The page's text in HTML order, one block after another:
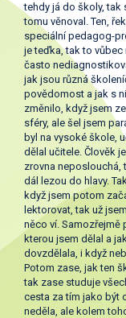
tehdy já do školy, tak
tomu věnoval. Ten,
speciální pedagog-
je teďka, tak to
často
jak jsou různá
povědomost a jak s
změnilo, když jsem
sféry, ale šel jsem
byl na vysoké škole,
dělal učitele. Člověk
zrovna neposlouchá,
dál lezou do hlavy.
když jsem potom
lektorovat, tak už
něco ví.
kterou jsem dělal a
dovzdělala, i když
Potom zase, jak ten
tak zase studuje
cesta za tím jako být
neděla, ale kolem